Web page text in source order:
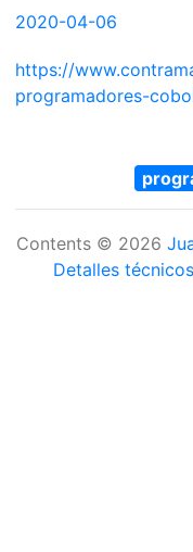
2020-04-06
https://
programadores-
Contents © 2026
Detalles técnicos